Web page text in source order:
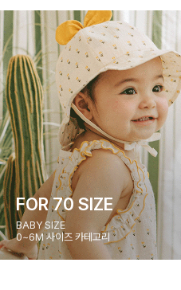
FOR 70 SIZE
BABY SIZE
0~6M 사이즈 카테고리